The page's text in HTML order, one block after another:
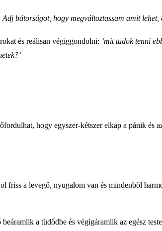
bátorságot, hogy megváltoztassam amit lehet,
és reálisan végiggondolni: ’mit tudok tenni
hogy egyszer-kétszer elkap a pánik
a levegő, nyugalom van és mindenből
a tüdődbe és végigáramlik az egész